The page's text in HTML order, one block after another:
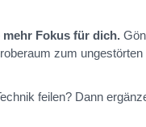
mehr Fokus für dich.
zum ungestörten
feilen? Dann